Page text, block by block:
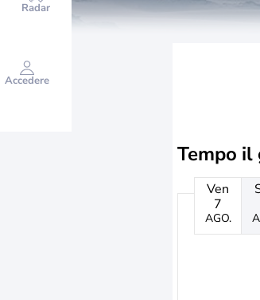
Radar
Accedere
Tempo il
Ven
7
AGO.